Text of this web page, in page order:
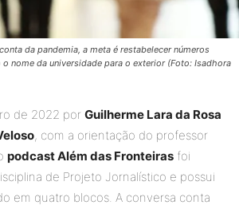
da pandemia, a meta é restabelecer números
nome da universidade para o exterior (Foto: Isadhora
de 2022 por Guilherme Lara da Rosa
, com a orientação do professor
podcast Além das Fronteiras foi
de Projeto Jornalístico e possui
em quatro blocos. A conversa conta